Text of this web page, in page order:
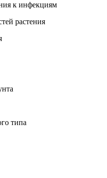
к инфекциям
растения
типа